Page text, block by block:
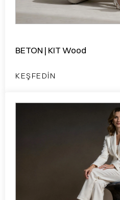
BETON | KIT Wood
KEŞFEDIN